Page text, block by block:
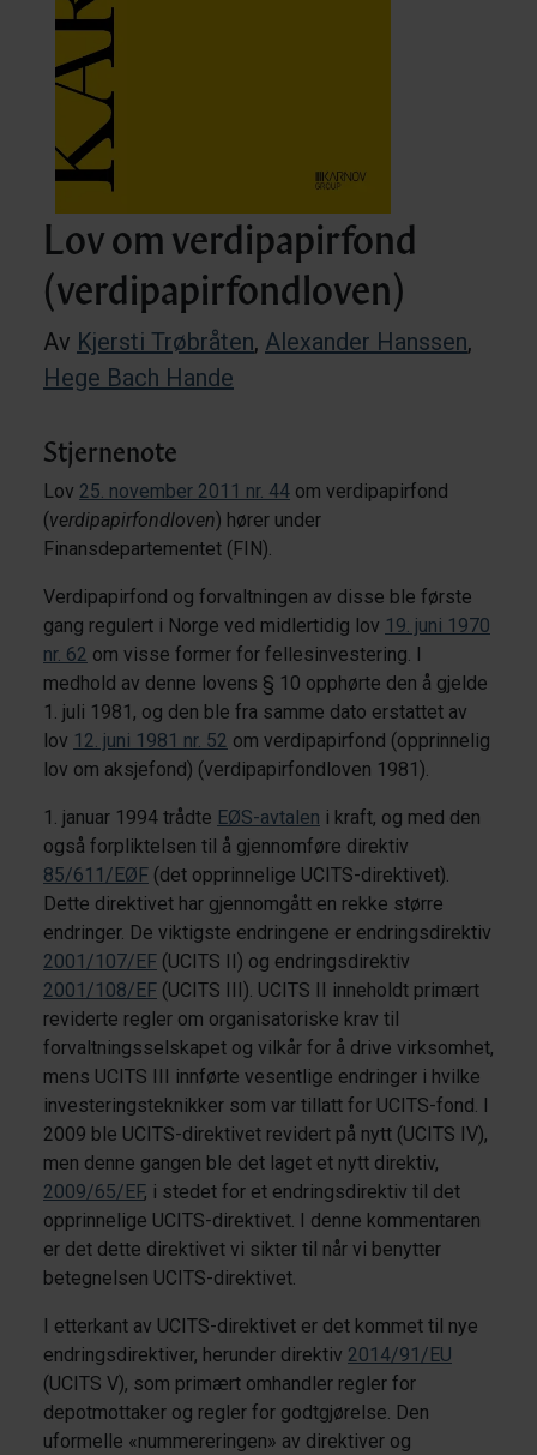
Lov om verdipapirfond
(verdipapirfondloven)
Av Kjersti Trøbråten, Alexander Hanssen,
Hege Bach Hande
Stjernenote
Lov 25. november 2011 nr. 44 om verdipapirfond
(verdipapirfondloven) hører under
Finansdepartementet (FIN).
Verdipapirfond og forvaltningen av disse ble første
gang regulert i Norge ved midlertidig lov 19. juni 1970
nr. 62 om visse former for fellesinvestering. I
medhold av denne lovens § 10 opphørte den å gjelde
1. juli 1981, og den ble fra samme dato erstattet av
lov 12. juni 1981 nr. 52 om verdipapirfond (opprinnelig
lov om aksjefond) (verdipapirfondloven 1981).
1. januar 1994 trådte EØS-avtalen i kraft, og med den
også forpliktelsen til å gjennomføre direktiv
85/611/EØF (det opprinnelige UCITS-direktivet).
Dette direktivet har gjennomgått en rekke større
endringer. De viktigste endringene er endringsdirektiv
2001/107/EF (UCITS II) og endringsdirektiv
2001/108/EF (UCITS III). UCITS II inneholdt primært
reviderte regler om organisatoriske krav til
forvaltningsselskapet og vilkår for å drive virksomhet,
mens UCITS III innførte vesentlige endringer i hvilke
investeringsteknikker som var tillatt for UCITS-fond. I
2009 ble UCITS-direktivet revidert på nytt (UCITS IV),
men denne gangen ble det laget et nytt direktiv,
2009/65/EF, i stedet for et endringsdirektiv til det
opprinnelige UCITS-direktivet. I denne kommentaren
er det dette direktivet vi sikter til når vi benytter
betegnelsen UCITS-direktivet.
I etterkant av UCITS-direktivet er det kommet til nye
endringsdirektiver, herunder direktiv 2014/91/EU
(UCITS V), som primært omhandler regler for
depotmottaker og regler for godtgjørelse. Den
uformelle «nummereringen» av direktiver og